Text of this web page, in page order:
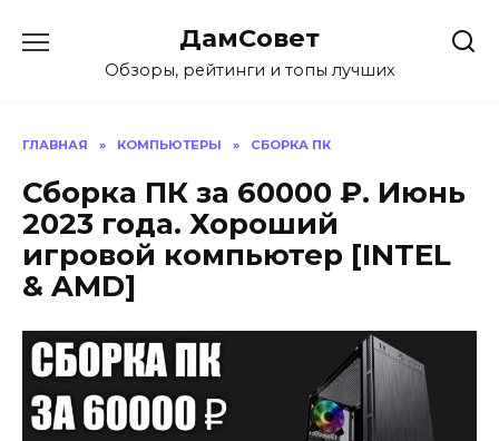
содержанию
ДамСовет
Обзоры, рейтинги и топы лучших
ГЛАВНАЯ » КОМПЬЮТЕРЫ » СБОРКА ПК
Сборка ПК за 60000 ₽. Июнь
2023 года. Хороший
игровой компьютер [INTEL
& AMD]